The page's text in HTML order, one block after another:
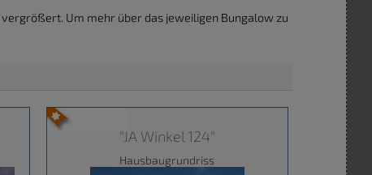
vergrößert. Um mehr über das jeweiligen Bungalow zu
"JA Winkel 124"
Hausbaugrundriss